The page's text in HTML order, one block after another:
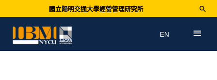
國立陽明交通大學經營管理研究所
EN